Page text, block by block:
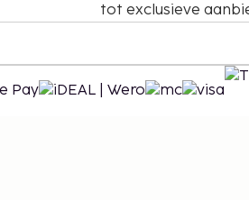
tot exclusieve